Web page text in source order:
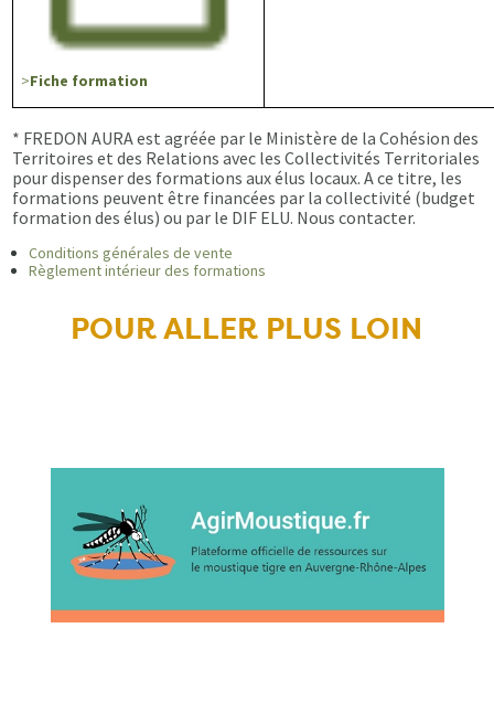
>Fiche formation
* FREDON AURA est agréée par le Ministère de la Cohésion des
Territoires et des Relations avec les Collectivités Territoriales
pour dispenser des formations aux élus locaux. A ce titre, les
formations peuvent être financées par la collectivité (budget
formation des élus) ou par le DIF ELU. Nous contacter.
Conditions générales de vente
Règlement intérieur des formations
POUR ALLER PLUS LOIN